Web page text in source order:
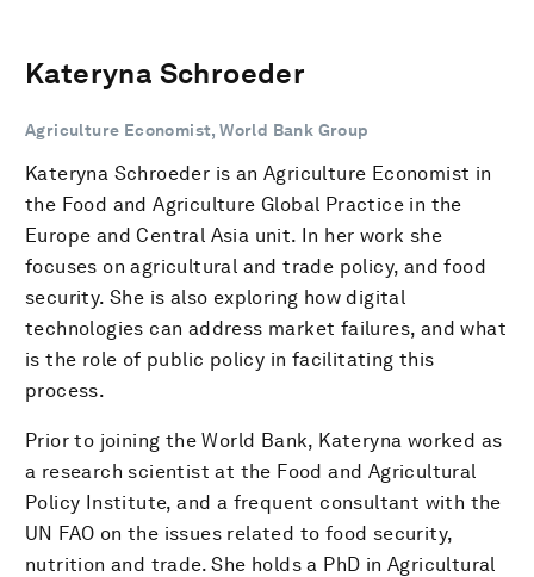
Kateryna Schroeder
Agriculture Economist, World Bank Group
Kateryna Schroeder is an Agriculture Economist in
the Food and Agriculture Global Practice in the
Europe and Central Asia unit. In her work she
focuses on agricultural and trade policy, and food
security. She is also exploring how digital
technologies can address market failures, and what
is the role of public policy in facilitating this
process.
Prior to joining the World Bank, Kateryna worked as
a research scientist at the Food and Agricultural
Policy Institute, and a frequent consultant with the
UN FAO on the issues related to food security,
nutrition and trade. She holds a PhD in Agricultural